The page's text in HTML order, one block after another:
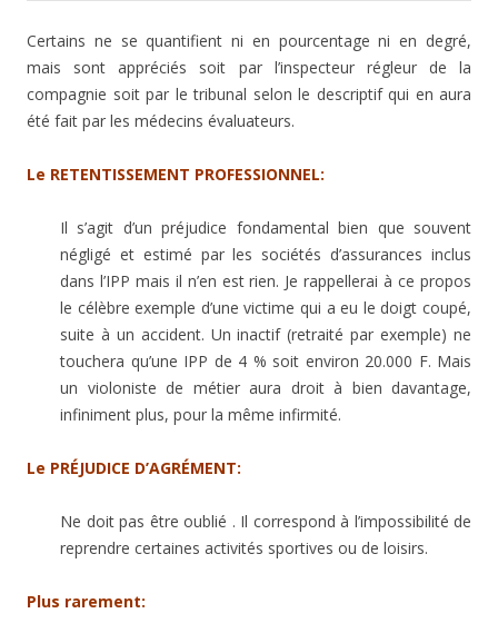
Certains ne se quantifient ni en pourcentage ni en degré,
mais sont appréciés soit par l’inspecteur régleur de la
compagnie soit par le tribunal selon le descriptif qui en aura
été fait par les médecins évaluateurs.
Le RETENTISSEMENT PROFESSIONNEL:
Il s’agit d’un préjudice fondamental bien que souvent
négligé et estimé par les sociétés d’assurances inclus
dans l’IPP mais il n’en est rien. Je rappellerai à ce propos
le célèbre exemple d’une victime qui a eu le doigt coupé,
suite à un accident. Un inactif (retraité par exemple) ne
touchera qu’une IPP de 4 % soit environ 20.000 F. Mais
un violoniste de métier aura droit à bien davantage,
infiniment plus, pour la même infirmité.
Le PRÉJUDICE D’AGRÉMENT:
Ne doit pas être oublié . Il correspond à l’impossibilité de
reprendre certaines activités sportives ou de loisirs.
Plus rarement: